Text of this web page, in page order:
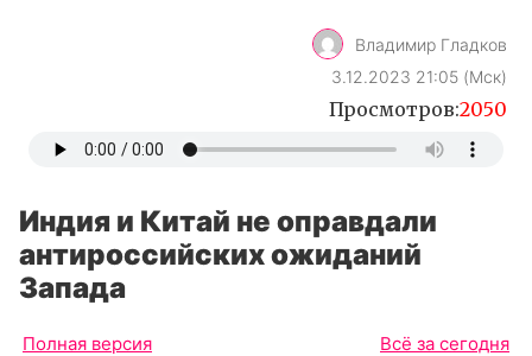
Владимир Гладков
3.12.2023 21:05 (Мск)
Просмотров:2050
Индия и Китай не оправдали
антироссийских ожиданий
Запада
Полная версия Всё за сегодня